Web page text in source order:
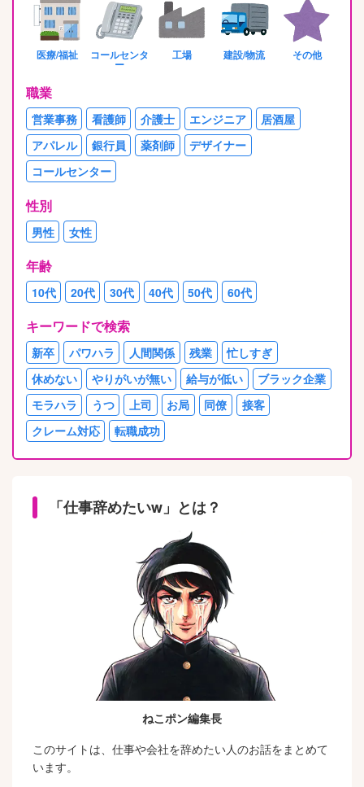
医療/福祉 コールセンタ
ー
工場 建設/物流 その他
職業
営業事務 看護師 介護士 エンジニア
居酒屋
アパレル
銀行員 薬剤師
デザイナー
コールセンター
性別
男性 女性
年齢
10代 20代 30代 40代 50代 60代
キーワードで検索
新卒 パワハラ 人間関係 残業
忙しすぎ
休めない
やりがいが無い 給与が低い
ブラック企業
モラハラ
うつ 上司 お局 同僚
接客
クレーム対応
転職成功
「仕事辞めたいw」とは？
ねこポン編集長
このサイトは、仕事や会社を辞めたい人のお話をまとめて
います。